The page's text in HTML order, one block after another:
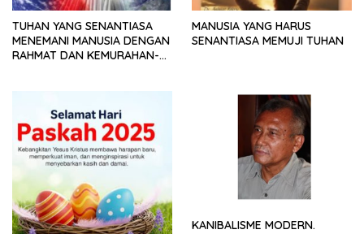
TUHAN YANG SENANTIASA
MENEMANI MANUSIA DENGAN
RAHMAT DAN KEMURAHAN-
MANUSIA YANG HARUS
SENANTIASA MEMUJI TUHAN
KANIBALISME MODERN.